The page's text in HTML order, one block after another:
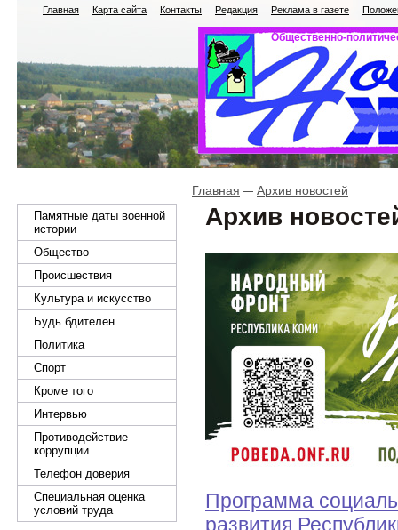
Главная Карта сайта Контакты Редакция Реклама в газете
Общественно-
Памятные даты военной
истории
Общество
Происшествия
Культура и искусство
Будь бдителен
Политика
Спорт
Кроме того
Интервью
Противодействие
коррупции
Телефон доверия
Специальная оценка
условий труда
Главная Архив новостей
Архив
Программа
развития